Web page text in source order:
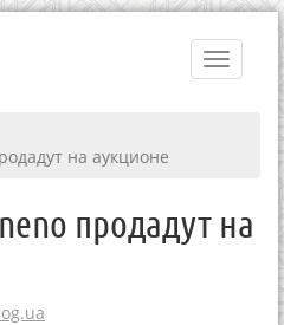
Toggle
на аукционе
продадут на